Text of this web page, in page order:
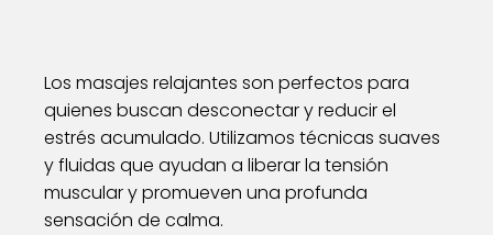
Los masajes relajantes son perfectos para
quienes buscan desconectar y reducir el
estrés acumulado. Utilizamos técnicas suaves
y fluidas que ayudan a liberar la tensión
muscular y promueven una profunda
sensación de calma.